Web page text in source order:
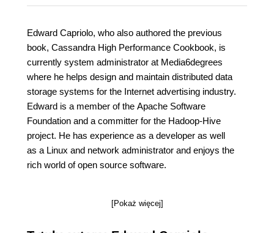
Edward Capriolo, who also authored the previous
book, Cassandra High Performance Cookbook, is
currently system administrator at Media6degrees
where he helps design and maintain distributed data
storage systems for the Internet advertising industry.
Edward is a member of the Apache Software
Foundation and a committer for the Hadoop-Hive
project. He has experience as a developer as well
as a Linux and network administrator and enjoys the
rich world of open source software.
[Pokaż więcej]